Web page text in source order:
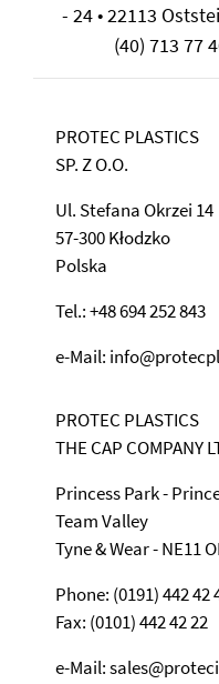
- 24 • 22113
(40) 713 77
PROTEC PLASTICS
SP. Z O.O.
Ul. Stefana Okrzei 14
57-300 Kłodzko
Polska
Tel.: +48 694 252 843
e-Mail:
PROTEC PLASTICS
THE CAP COMPANY
Princess Park -
Team Valley
Tyne & Wear - NE11
Phone: (0191) 442 42
Fax: (0101) 442 42 22
e-Mail: